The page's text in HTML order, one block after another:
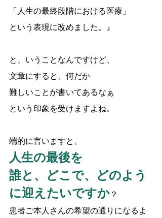
「人生の最終段階における医療」
という表現に改めました。』
と、いうことなんですけど、
文章にすると、何だか
難しいことが書いてあるなぁ
という印象を受けますよね。
端的に言いますと、
人生の最後を
誰と、どこで、どのよう
に迎えたいですか ？
患者ご本人さんの希望の通りになるよ